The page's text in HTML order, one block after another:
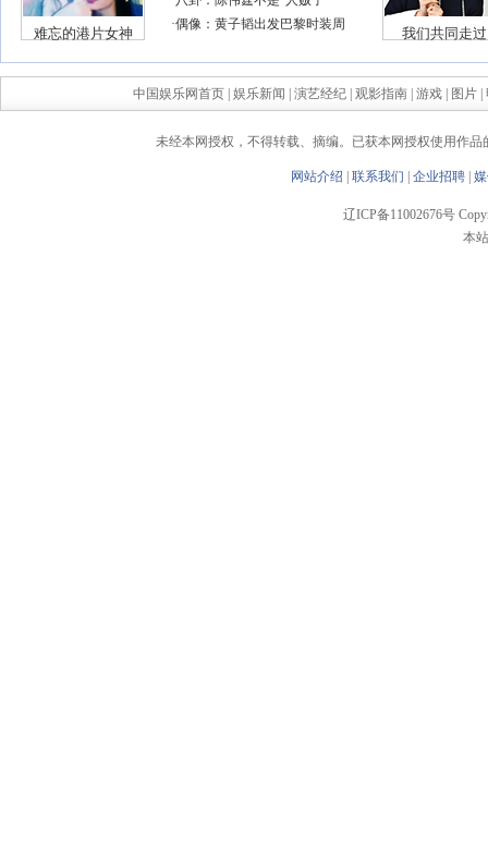
中国娱乐网首页| 娱乐新闻 演艺经纪| 观影指南| 游戏| 图片|
未经本网授权，不得转载、摘编。已获本网授权使用作
网站介绍 联系我们 企业招聘
辽ICP备11002676号
本